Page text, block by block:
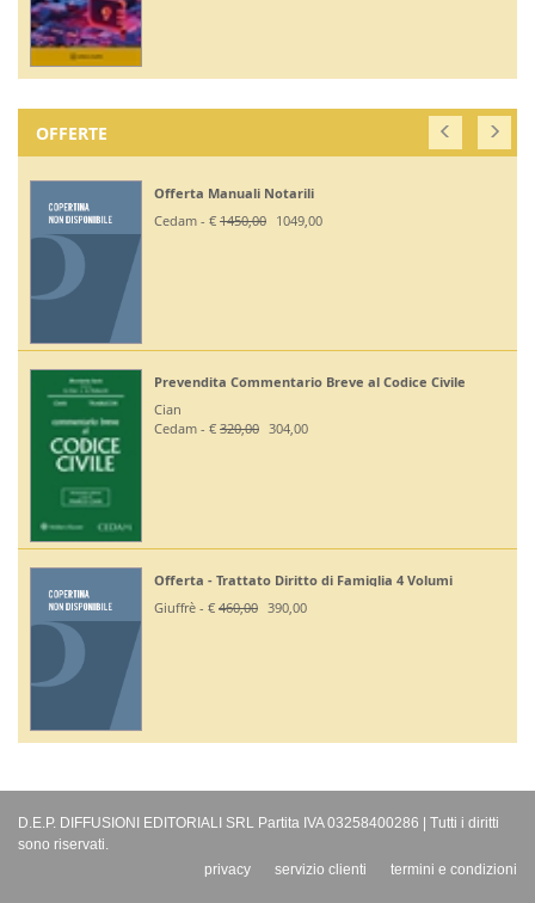
OFFERTE
Offerta Manuali Notarili
Cedam - € 1450,00 1049,00
Prevendita Commentario Breve al Codice Civile
Cian
Cedam - € 320,00 304,00
Offerta - Trattato Diritto di Famiglia 4 Volumi
Giuffrè - € 460,00 390,00
D.E.P. DIFFUSIONI EDITORIALI SRL Partita IVA 03258400286 | Tutti i diritti
sono riservati.
termini e condizioni
servizio clienti
privacy